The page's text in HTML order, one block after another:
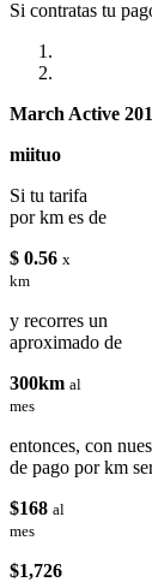
Si contratas tu
March Active
miituo
Si tu tarifa
por km es de
$ 0.56 x
km
y recorres un
aproximado de
300km al
mes
entonces, con
de pago por km
$168 al
mes
$1,726